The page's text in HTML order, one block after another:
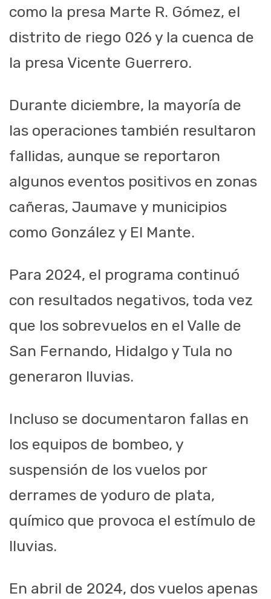
como la presa Marte R. Gómez, el
distrito de riego 026 y la cuenca de
la presa Vicente Guerrero.
Durante diciembre, la mayoría de
las operaciones también resultaron
fallidas, aunque se reportaron
algunos eventos positivos en zonas
cañeras, Jaumave y municipios
como González y El Mante.
Para 2024, el programa continuó
con resultados negativos, toda vez
que los sobrevuelos en el Valle de
San Fernando, Hidalgo y Tula no
generaron lluvias.
Incluso se documentaron fallas en
los equipos de bombeo, y
suspensión de los vuelos por
derrames de yoduro de plata,
químico que provoca el estímulo de
lluvias.
En abril de 2024, dos vuelos apenas